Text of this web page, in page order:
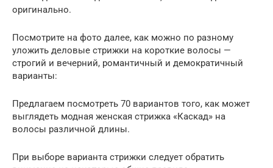
оригинально.
Посмотрите на фото далее, как можно по разному
уложить деловые стрижки на короткие волосы —
строгий и вечерний, романтичный и демократичный
варианты:
Предлагаем посмотреть 70 вариантов того, как может
выглядеть модная женская стрижка «Каскад» на
волосы различной длины.
При выборе варианта стрижки следует обратить